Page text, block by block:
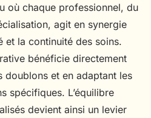
où chaque professionnel, du
agit en synergie
et la continuité des soins.
bénéficie directement
doublons et en adaptant les
spécifiques. L’équilibre
devient ainsi un levier